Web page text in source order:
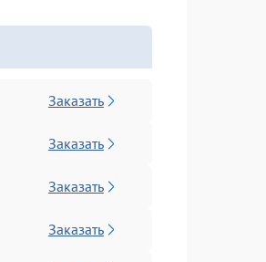
Заказать
Заказать
Заказать
Заказать